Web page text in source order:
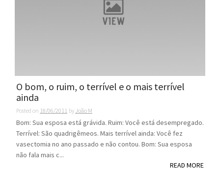
O bom, o ruim, o terrível e o mais terrível
ainda
Posted on 18/06/2011 by João M
Bom: Sua esposa está grávida. Ruim: Você está desempregado.
Terrível: São quadrigêmeos. Mais terrível ainda: Você fez
vasectomia no ano passado e não contou. Bom: Sua esposa
não fala mais c...
READ MORE